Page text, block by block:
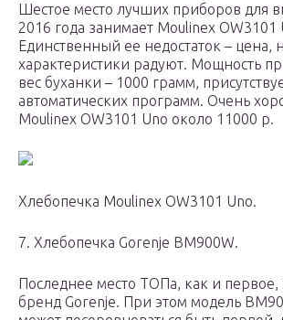
Шестое место лучших приборов для
2016 года занимает Moulinex OW3101
Единственный ее недостаток – цена,
характеристики радуют. Мощность
вес буханки – 1000 грамм,
автоматических программ. Очень
Moulinex OW3101 Uno около 11000 р.
Хлебопечка Moulinex OW3101 Uno.
7. Хлебопечка Gorenje BM900W.
Последнее место ТОПа, как и первое,
бренд Gorenje. При этом модель